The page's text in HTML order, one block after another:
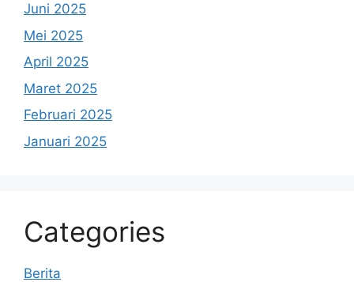
Juni 2025
Mei 2025
April 2025
Maret 2025
Februari 2025
Januari 2025
Categories
Berita